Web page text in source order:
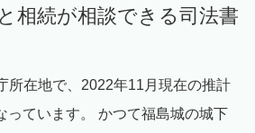
相続が相談できる司法書
所在地で、2022年11月現在の推計
っています。 かつて福島城の城下